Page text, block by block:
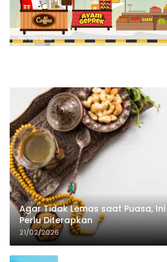
Agar Tidak Lemas saat Puasa,
Perlu Diterapkan
21/02/2026